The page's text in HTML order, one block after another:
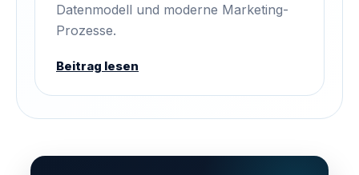
Datenmodell und moderne Marketing-
Prozesse.
Beitrag lesen